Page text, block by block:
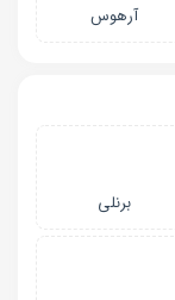
آرهوس
برنلی